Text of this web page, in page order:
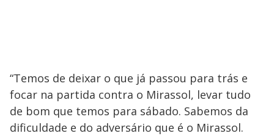
“Temos de deixar o que já passou para trás e
focar na partida contra o Mirassol, levar tudo
de bom que temos para sábado. Sabemos da
dificuldade e do adversário que é o Mirassol.